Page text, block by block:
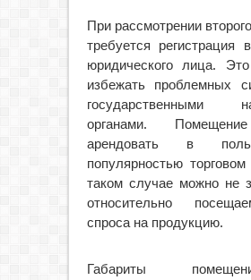
При рассмотрении
требуется регистрация
юридического лица.
избежать проблемных
государственными
органами.
арендовать в
популярностью
таком случае можно не
относительно
спроса на продукцию.
Габариты